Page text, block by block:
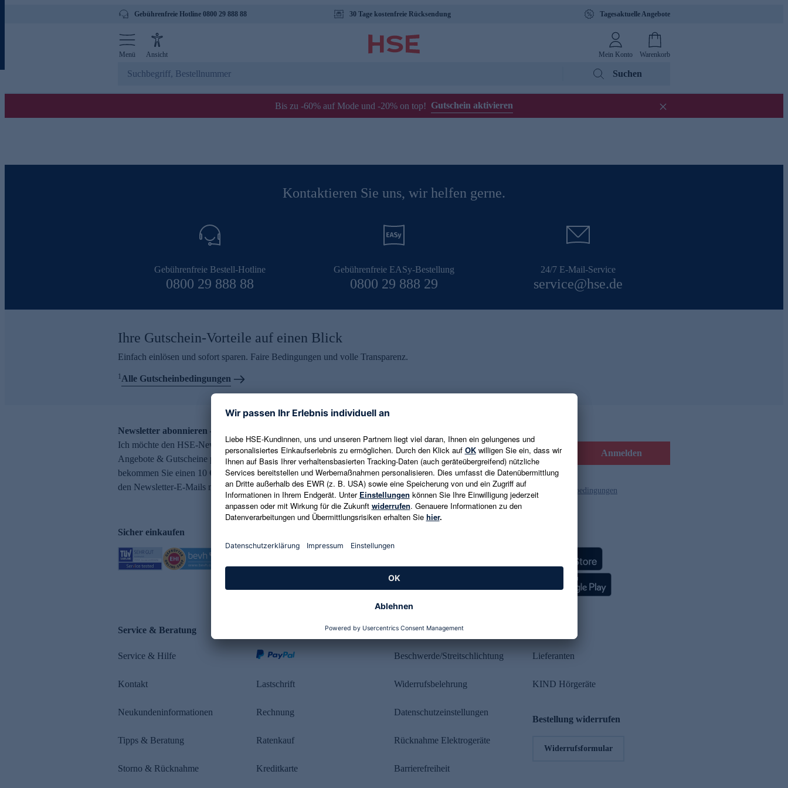
Gebührenfreie Hotline 0800 29 888 88 30 Tage kostenfreie Rücksendung Tagesaktuelle Angebote
Menü Ansicht Mein Konto Warenkorb
Suchen
Bis zu -60% auf Mode und -20% on top! Gutschein aktivieren
Kontaktieren Sie uns, wir helfen gerne.
Gebührenfreie Bestell-Hotline
0800 29 888 88
Gebührenfreie EASy-Bestellung
0800 29 888 29
24/7 E-Mail-Service
service@hse.de
Ihre Gutschein-Vorteile auf einen Blick
Einfach einlösen und sofort sparen. Faire Bedingungen und volle Transparenz.
1Alle Gutscheinbedingungen
Newsletter abonnieren – 10 € Gutschein erhalten
Ich möchte den HSE-Newsletter abonnieren und aktuelle Trends,
Angebote & Gutscheine per E-Mail erhalten. Als Dankeschön
bekommen Sie einen 10 € Gutschein. Eine Abmeldung ist jederzeit in
den Newsletter-E-Mails möglich.
E-Mail-Adresse eingeben Anmelden
Es gelten die Datenschutzrichtlinien und die Gutscheinbedingungen
Sicher einkaufen
Service & Beratung
Service & Hilfe
Kontakt
Neukundeninformationen
Tipps & Beratung
Storno & Rücknahme
Lastschrift
Rechnung
Ratenkauf
Kreditkarte
Rechtliches
Beschwerde/Streitschlichtung
Widerrufsbelehrung
Datenschutzeinstellungen
Rücknahme Elektrogeräte
Barrierefreiheit
Lieferanten
KIND Hörgeräte
Bestellung widerrufen
Widerrufsformular